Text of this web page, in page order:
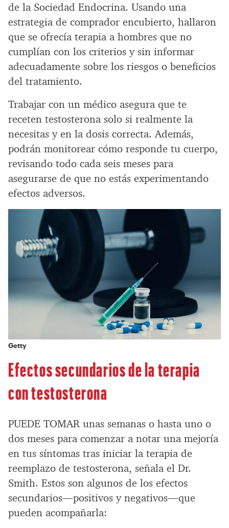
de la Sociedad Endocrina. Usando una
estrategia de comprador encubierto, hallaron
que se ofrecía terapia a hombres que no
cumplían con los criterios y sin informar
adecuadamente sobre los riesgos o beneficios
del tratamiento.
Trabajar con un médico asegura que te
receten testosterona solo si realmente la
necesitas y en la dosis correcta. Además,
podrán monitorear cómo responde tu cuerpo,
revisando todo cada seis meses para
asegurarse de que no estás experimentando
efectos adversos.
Getty
Efectos secundarios de la terapia
con testosterona
PUEDE TOMAR unas semanas o hasta uno o
dos meses para comenzar a notar una mejoría
en tus síntomas tras iniciar la terapia de
reemplazo de testosterona, señala el Dr.
Smith. Estos son algunos de los efectos
secundarios—positivos y negativos—que
pueden acompañarla: